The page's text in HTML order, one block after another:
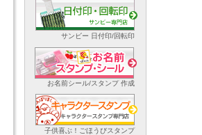
サンビー 日付印/回転印
お名前シール/スタンプ 作成
子供喜ぶ！ごほうびスタンプ